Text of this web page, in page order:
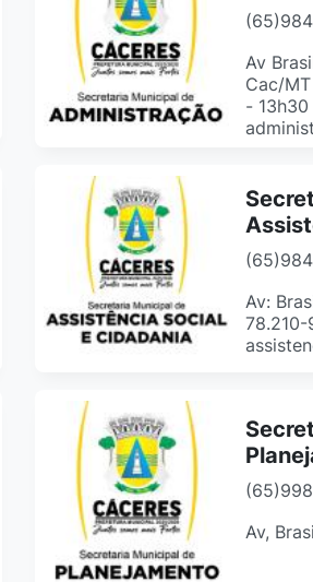
Av
Cac/
- 13h30
Av:
78.210-
Av,